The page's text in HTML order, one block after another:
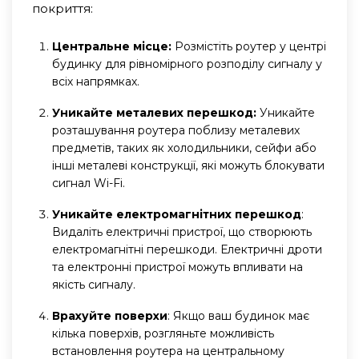
покриття:
Центральне місце: Розмістіть роутер у центрі
будинку для рівномірного розподілу сигналу у
всіх напрямках.
Уникайте металевих перешкод: Уникайте
розташування роутера поблизу металевих
предметів, таких як холодильники, сейфи або
інші металеві конструкції, які можуть блокувати
сигнал Wi-Fi.
Уникайте електромагнітних перешкод:
Видаліть електричні пристрої, що створюють
електромагнітні перешкоди. Електричні дроти
та електронні пристрої можуть впливати на
якість сигналу.
Врахуйте поверхи: Якщо ваш будинок має
кілька поверхів, розгляньте можливість
встановлення роутера на центральному